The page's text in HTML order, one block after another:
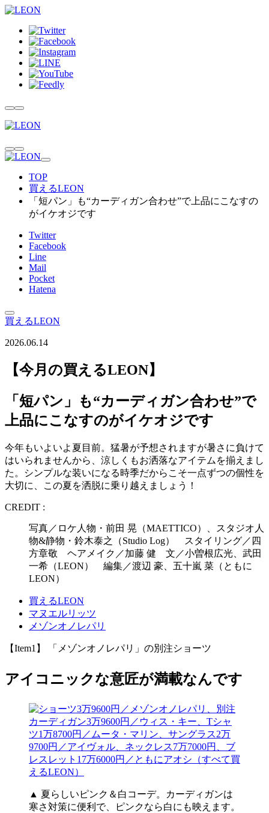
TOP
買えるLEON
「短パン」も“カーディガン合わせ”で上品にこなすの
がイケオジです
Twitter
Facebook
Line
Mail
Pocket
Hatena
買えるLEON
2026.06.14
【今月の買えるLEON】
「短パン」も“カーディガン合わせ”で
上品にこなすのがイケオジです
今年もいよいよ夏目前。猛暑が予想されますが暑さに負けて
はいられませんから、涼しくもお洒落なアイテムを揃えまし
た。シンプルな装いになる時季だからこそ一点ずつの個性を
大切に、この夏を洒脱に乗り越えましょう！
CREDIT :
写真／ロケ人物・前田 晃（MAETTICO）、スタジオ人
物&静物・鈴木泰之（Studio Log） スタイリング／四
方章敬 ヘアメイク／加藤 健 文／小曽根広光、武田
一希（LEON） 編集／渡辺 豪、五十嵐 菜（ともに
LEON）
買えるLEON
マヌエルリッツ
メゾンオノレパリ
【Item1】 「メゾンオノレパリ」の別注ショーツ
アイコニックな意匠が満載なんです
▲ 夏らしいピンク＆白コーデ。カーディガンは
寒さ対策に便利で、ピンクなら白にも映えます。